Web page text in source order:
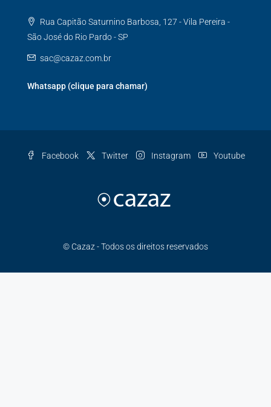
Rua Capitão Saturnino Barbosa, 127 - Vila Pereira -
São José do Rio Pardo - SP
sac@cazaz.com.br
Whatsapp (clique para chamar)
Facebook Twitter Instagram Youtube
© Cazaz - Todos os direitos reservados